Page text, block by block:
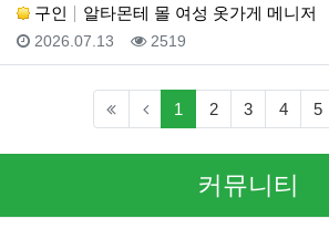
구인 알타몬테 몰 여성 옷가게 메니저
등록일
2026.07.13 조회
2519
1 (current)
2 3 4 5
커뮤니티